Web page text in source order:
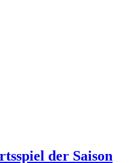
der Saison